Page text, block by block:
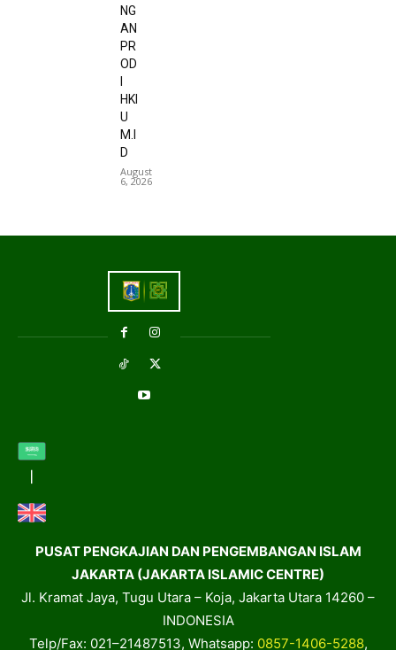
NG
AN
PR
OD
HKI
U
M.I
D
August
6, 2026
PUSAT PENGKAJIAN DAN PENGEMBANGAN ISLAM
JAKARTA (JAKARTA ISLAMIC CENTRE)
Jl. Kramat Jaya, Tugu Utara – Koja, Jakarta Utara 14260 –
INDONESIA
Telp/Fax: 021–21487513, Whatsapp: 0857-1406-5288,